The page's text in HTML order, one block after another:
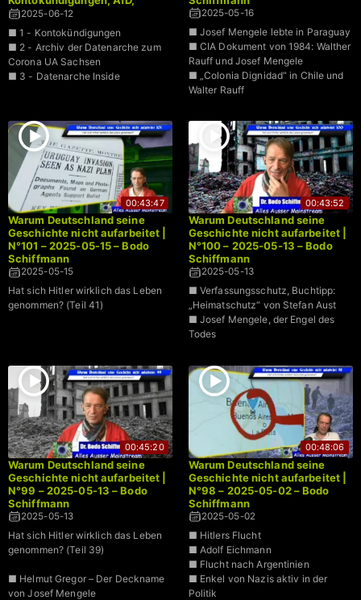
Corona UA Sachsen
2025-06-12
■ 1 - Kontokündigungen
■ 2 - Archiv der Datenarche zum
Corona UA Sachsen
■ 3 - Datenarche Inside
2025-05-16
■ Josef Mengele lebte in Paraguay
■ CIA Dokument von 1984: Walther
Rauff und Josef Mengele
■ „Colonia Dignidad“ in Chile und
Walter Rauff
00:43:47
Warum Deutschland seine
Geschichte nicht aufarbeitet |
N°101 – 2025-05-15 – Bodo
Schiffmann
2025-05-15
Hat sich Hitler wirklich das Leben
genommen? (Teil 41)
00:43:52
Warum Deutschland seine
Geschichte nicht aufarbeitet |
N°100 – 2025-05-13 – Bodo
Schiffmann
2025-05-13
■ Verfassungsschutz, Buchtipp:
„Heimatschutz“ von Stefan Aust
■ Josef Mengele, der Engel des
Todes
00:45:20
Warum Deutschland seine
Geschichte nicht aufarbeitet |
N°99 – 2025-05-13 – Bodo
Schiffmann
2025-05-13
Hat sich Hitler wirklich das Leben
genommen? (Teil 39)
■ Helmut Gregor – Der Deckname
von Josef Mengele
00:48:06
Warum Deutschland seine
Geschichte nicht aufarbeitet |
N°98 – 2025-05-02 – Bodo
Schiffmann
2025-05-02
■ Hitlers Flucht
■ Adolf Eichmann
■ Flucht nach Argentinien
■ Enkel von Nazis aktiv in der
Politik